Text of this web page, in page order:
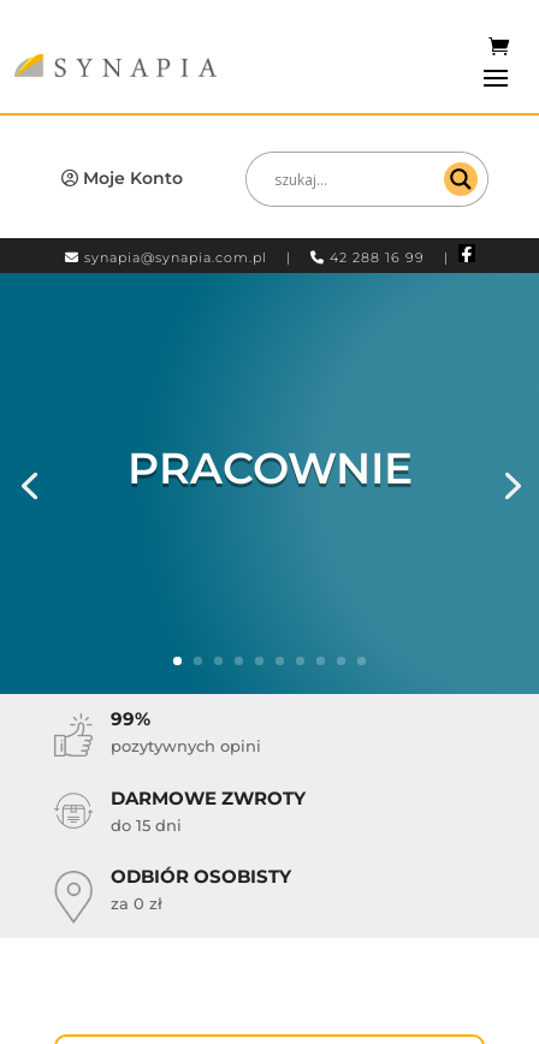
Moje Konto
synapia@synapia.com.pl | 42 288 16 99 |
PRACOWNIE
99%
pozytywnych opini
DARMOWE ZWROTY
do 15 dni
ODBIÓR OSOBISTY
za 0 zł